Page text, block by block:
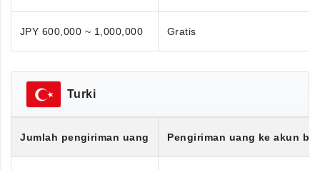
JPY 600,000 ~ 1,000,000 Gratis
Turki
Jumlah pengiriman uang Pengiriman uang ke akun